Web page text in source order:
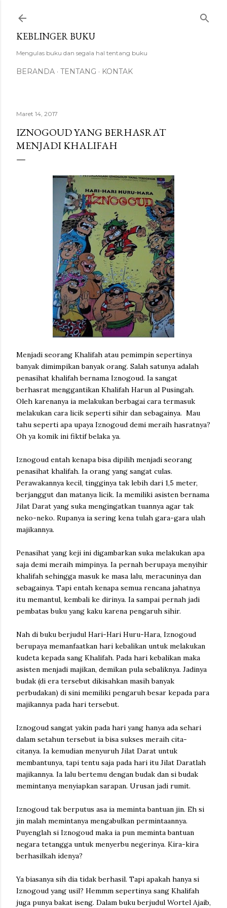
KEBLINGER BUKU
Mengulas buku dan segala hal tentang buku
BERANDA TENTANG KONTAK
Maret 14, 2017
IZNOGOUD YANG BERHASRAT
MENJADI KHALIFAH
Menjadi seorang Khalifah atau pemimpin sepertinya
banyak dimimpikan banyak orang. Salah satunya adalah
penasihat khalifah bernama Iznogoud. Ia sangat
berhasrat menggantikan Khalifah Harun al Pusingah.
Oleh karenanya ia melakukan berbagai cara termasuk
melakukan cara licik seperti sihir dan sebagainya. Mau
tahu seperti apa upaya Iznogoud demi meraih hasratnya?
Oh ya komik ini fiktif belaka ya.
Iznogoud entah kenapa bisa dipilih menjadi seorang
penasihat khalifah. Ia orang yang sangat culas.
Perawakannya kecil, tingginya tak lebih dari 1,5 meter,
berjanggut dan matanya licik. Ia memiliki asisten bernama
Jilat Darat yang suka mengingatkan tuannya agar tak
neko-neko. Rupanya ia sering kena tulah gara-gara ulah
majikannya.
Penasihat yang keji ini digambarkan suka melakukan apa
saja demi meraih mimpinya. Ia pernah berupaya menyihir
khalifah sehingga masuk ke masa lalu, meracuninya dan
sebagainya. Tapi entah kenapa semua rencana jahatnya
itu memantul, kembali ke dirinya. Ia sampai pernah jadi
pembatas buku yang kaku karena pengaruh sihir.
Nah di buku berjudul Hari-Hari Huru-Hara, Iznogoud
berupaya memanfaatkan hari kebalikan untuk melakukan
kudeta kepada sang Khalifah. Pada hari kebalikan maka
asisten menjadi majikan, demikan pula sebaliknya. Jadinya
budak (di era tersebut dikisahkan masih banyak
perbudakan) di sini memiliki pengaruh besar kepada para
majikannya pada hari tersebut.
Iznogoud sangat yakin pada hari yang hanya ada sehari
dalam setahun tersebut ia bisa sukses meraih cita-
citanya. Ia kemudian menyuruh Jilat Darat untuk
membantunya, tapi tentu saja pada hari itu Jilat Daratlah
majikannya. Ia lalu bertemu dengan budak dan si budak
memintanya menyiapkan sarapan. Urusan jadi rumit.
Iznogoud tak berputus asa ia meminta bantuan jin. Eh si
jin malah memintanya mengabulkan permintaannya.
Puyenglah si Iznogoud maka ia pun meminta bantuan
negara tetangga untuk menyerbu negerinya. Kira-kira
berhasilkah idenya?
Ya biasanya sih dia tidak berhasil. Tapi apakah hanya si
Iznogoud yang usil? Hemmm sepertinya sang Khalifah
juga punya bakat iseng. Dalam buku berjudul Wortel Ajaib,